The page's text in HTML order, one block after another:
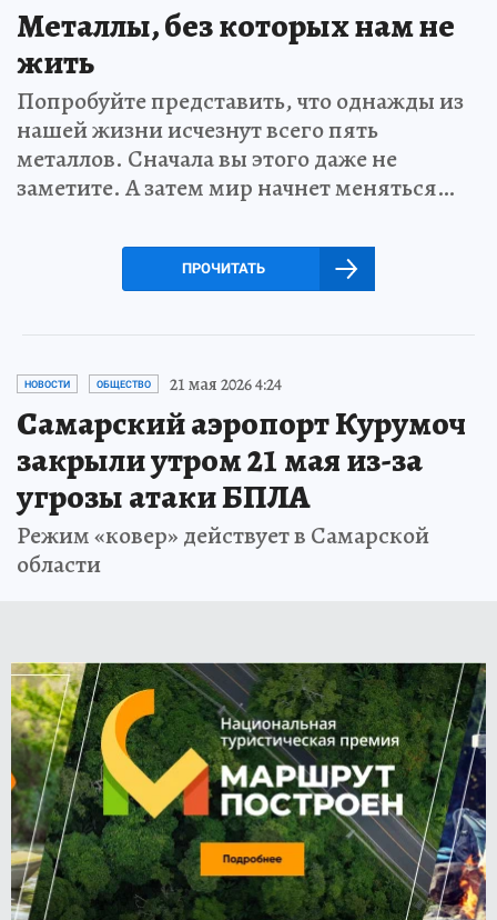
Металлы, без которых нам не
жить
Попробуйте представить, что однажды из
нашей жизни исчезнут всего пять
металлов. Сначала вы этого даже не
заметите. А затем мир начнет меняться…
ПРОЧИТАТЬ
НОВОСТИ ОБЩЕСТВО 21 мая 2026 4:24
Самарский аэропорт Курумоч
закрыли утром 21 мая из-за
угрозы атаки БПЛА
Режим «ковер» действует в Самарской
области